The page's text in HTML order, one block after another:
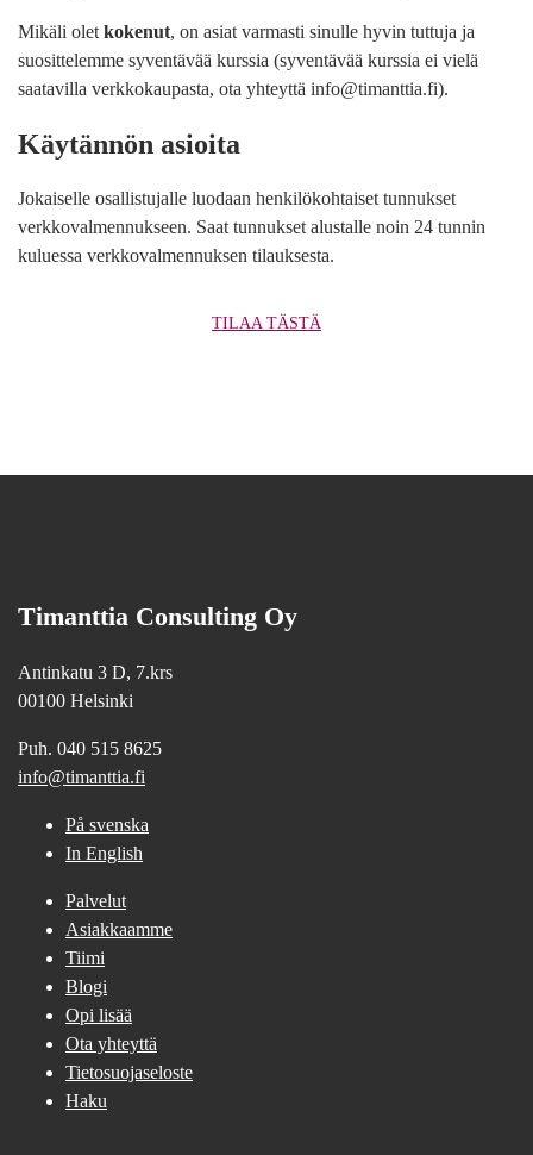
Mikäli olet kokenut, on asiat varmasti sinulle hyvin tuttuja ja
suosittelemme syventävää kurssia (syventävää kurssia ei vielä
saatavilla verkkokaupasta, ota yhteyttä info@timanttia.fi).
Käytännön asioita
Jokaiselle osallistujalle luodaan henkilökohtaiset tunnukset
verkkovalmennukseen. Saat tunnukset alustalle noin 24 tunnin
kuluessa verkkovalmennuksen tilauksesta.
TILAA TÄSTÄ
Timanttia Consulting Oy
Antinkatu 3 D, 7.krs
00100 Helsinki
Puh. 040 515 8625
info@timanttia.fi
På svenska
In English
Palvelut
Asiakkaamme
Tiimi
Blogi
Opi lisää
Ota yhteyttä
Tietosuojaseloste
Haku